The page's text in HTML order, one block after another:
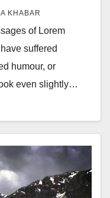
KHABAR
of Lorem
suffered
humour, or
even slightly…